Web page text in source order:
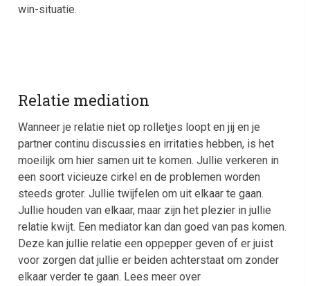
win-situatie.
Relatie mediation
Wanneer je relatie niet op rolletjes loopt en jij en je
partner continu discussies en irritaties hebben, is het
moeilijk om hier samen uit te komen. Jullie verkeren in
een soort vicieuze cirkel en de problemen worden
steeds groter. Jullie twijfelen om uit elkaar te gaan.
Jullie houden van elkaar, maar zijn het plezier in jullie
relatie kwijt. Een mediator kan dan goed van pas komen.
Deze kan jullie relatie een oppepper geven of er juist
voor zorgen dat jullie er beiden achterstaat om zonder
elkaar verder te gaan. Lees meer over